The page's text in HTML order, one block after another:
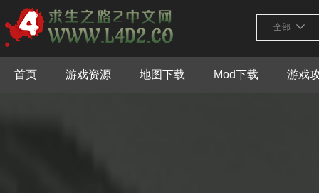
全部
首页 游戏资源 地图下载 Mod下载 游戏